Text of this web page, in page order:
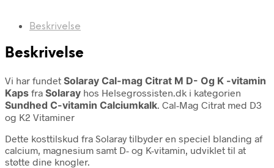
Beskrivelse
Beskrivelse
Vi har fundet Solaray Cal-mag Citrat M D- Og K -vitamin
Kaps fra Solaray hos Helsegrossisten.dk i kategorien
Sundhed C-vitamin Calciumkalk. Cal-Mag Citrat med D3
og K2 Vitaminer
Dette kosttilskud fra Solaray tilbyder en speciel blanding af
calcium, magnesium samt D- og K-vitamin, udviklet til at
støtte dine knogler.